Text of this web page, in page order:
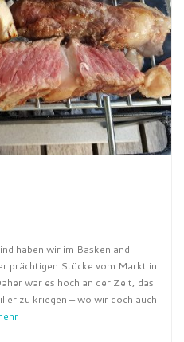
haben wir im Baskenland
prächtigen Stücke vom Markt in
war es hoch an der Zeit, das
zu kriegen – wo wir doch auch